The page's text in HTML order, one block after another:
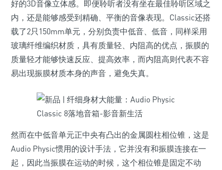
好的3D音像立体感。即便聆听者没有坐在最佳聆听区域之
内，还是能够感受到精确、平衡的音像表现。Classic还搭
载了2只150mm单元，分别负责中低音、低音，同样采用
玻璃纤维编织材质，具有质量轻、内阻高的优点，振膜的
质量轻才能够快速反应、提高效率，而内阻高则代表不容
易出现振膜材质本身的声音，避免失真。
然而在中低音单元正中央有凸出的金属圆柱相位锥，这是
Audio Physic惯用的设计手法，它并没有和振膜连接在一
起，因此当振膜在运动的时候，这个相位锥是固定不动